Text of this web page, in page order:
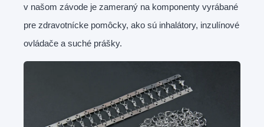
v našom závode je zameraný na komponenty vyrábané
pre zdravotnícke pomôcky, ako sú inhalátory, inzulínové
ovládače a suché prášky.